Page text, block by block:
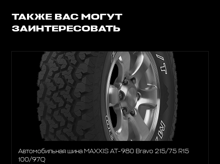
ТАКЖЕ ВАС МОГУТ
ЗАИНТЕРЕСОВАТЬ
Автомобильная шина MAXXIS AT-980 Bravo 215/75 R15
100/97Q